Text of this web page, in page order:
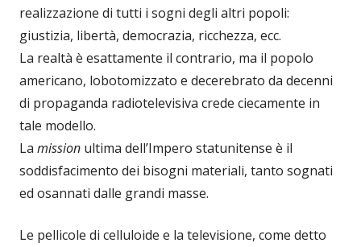
realizzazione di tutti i sogni degli altri popoli:
giustizia, libertà, democrazia, ricchezza, ecc.
La realtà è esattamente il contrario, ma il popolo
americano, lobotomizzato e decerebrato da decenni
di propaganda radiotelevisiva crede ciecamente in
tale modello.
La mission ultima dell’Impero statunitense è il
soddisfacimento dei bisogni materiali, tanto sognati
ed osannati dalle grandi masse.
Le pellicole di celluloide e la televisione, come detto